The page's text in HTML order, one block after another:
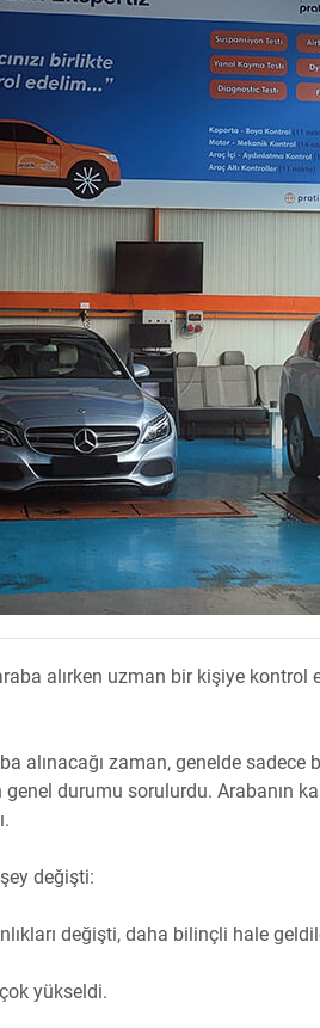
alırken uzman bir kişiye kontrol
alınacağı zaman, genelde
genel durumu sorulurdu. Arabanın
değişti:
değişti, daha bilinçli hale
yükseldi.